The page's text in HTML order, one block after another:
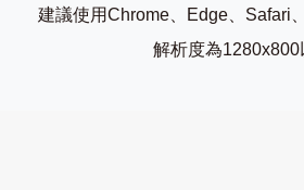
建議使用Chrome、Edge、Safari
解析度為1280x800